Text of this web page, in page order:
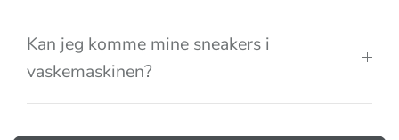
Kan jeg komme mine sneakers i
vaskemaskinen?